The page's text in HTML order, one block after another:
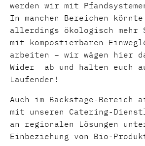
werden wir mit
In manchen Bereichen
allerdings ökologisch mehr
mit kompostierbaren
arbeiten – wir wägen hier
Wider ab und halten euch
Laufenden!
Auch im Backstage-Bereich
mit unseren Catering-
an regionalen Lösungen
Einbeziehung von Bio-